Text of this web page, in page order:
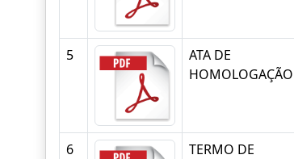
5
ATA DE
HOMOLOGAÇÃO
6
TERMO DE